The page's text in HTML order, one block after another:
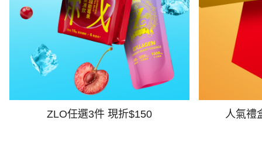
ZLO任選3件 現折$150 人氣禮